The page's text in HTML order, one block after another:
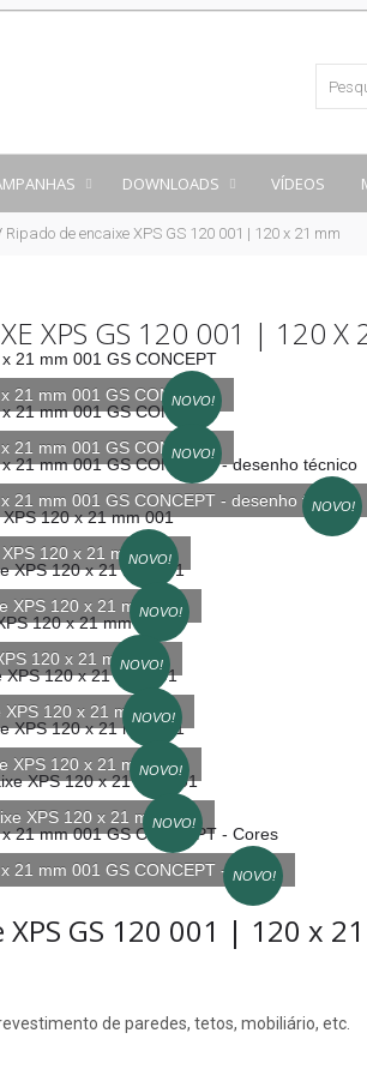
DOWNLOADS VÍDEOS
Ripado de encaixe XPS GS 120 001 | 120 x 21 mm
XPS GS 120 001 | 120 X
21 mm 001 GS CONCEPT
NOVO!
21 mm 001 GS CONCEPT
NOVO!
21 mm 001 GS CONCEPT - desenho técnico
NOVO!
120 x 21 mm 001
NOVO!
XPS 120 x 21 mm 001
NOVO!
120 x 21 mm 001
NOVO!
120 x 21 mm 001
NOVO!
XPS 120 x 21 mm 001
NOVO!
XPS 120 x 21 mm 001
NOVO!
21 mm 001 GS CONCEPT - Cores
NOVO!
XPS GS 120 001 | 120 x
de paredes, tetos, mobiliário, etc.